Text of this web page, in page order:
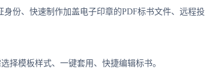
份、快速制作加盖电子印章的PDF标书文件、远程投
择模板样式、一键套用、快捷编辑标书。